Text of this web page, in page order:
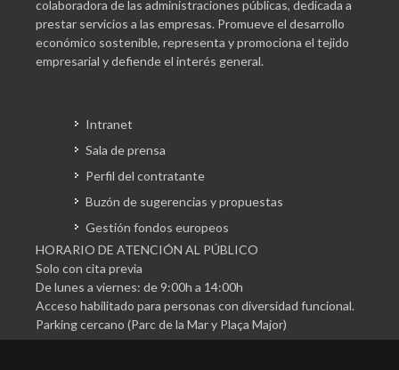
colaboradora de las administraciones públicas, dedicada a
prestar servicios a las empresas. Promueve el desarrollo
económico sostenible, representa y promociona el tejido
empresarial y defiende el interés general.
Intranet
Sala de prensa
Perfil del contratante
Buzón de sugerencias y propuestas
Gestión fondos europeos
HORARIO DE ATENCIÓN AL PÚBLICO
Solo con cita previa
De lunes a viernes: de 9:00h a 14:00h
Acceso habilitado para personas con diversidad funcional.
Parking cercano (Parc de la Mar y Plaça Major)